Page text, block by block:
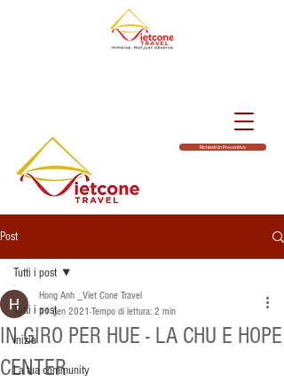
Richiedi Un Preventivo
Post
Tutti i post
Inizia
La tua community
Tutti i post
IN GIRO PER HUE - LA CHU E HOPE
CENTER
Hong Anh _Viet Cone Travel
11 gen 2021 Tempo di lettura: 2 min